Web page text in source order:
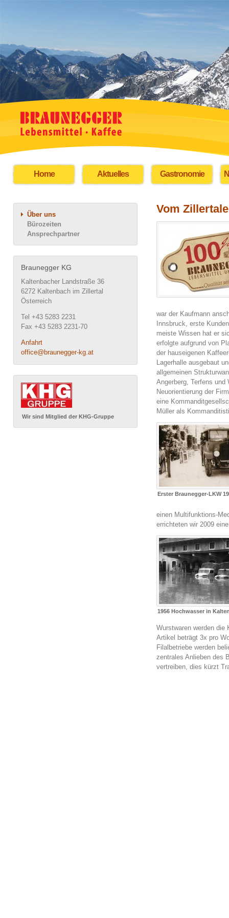
Home Aktuelles Gastronomie
Über uns
Bürozeiten
Ansprechpartner
Braunegger KG
Kaltenbacher Landstraße 36
6272 Kaltenbach im Zillertal
Österreich
Tel +43 5283 2231
Fax +43 5283 2231-70
Anfahrt
office@braunegger-kg.at
Wir sind Mitglied der KHG-Gruppe
Vom
war der Kaufmann
Innsbruck, erste
meiste Wissen hat er
erfolgte aufgrund von
der hauseigenen
Lagerhalle ausgebaut
allgemeinen
Angerberg, Terfens und
Neuorientierung der
eine
Müller als
Erster Braunegger-LKW
einen Multifunktions-
errichteten wir 2009
1956 Hochwasser in
Wurstwaren werden die
Artikel beträgt 3x pro
Filalbetriebe werden
zentrales Anlieben des
vertreiben, dies kürzt